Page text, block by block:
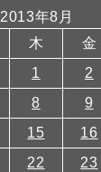
2013年8月
木 金
1
2
8 9
15 16
22 23